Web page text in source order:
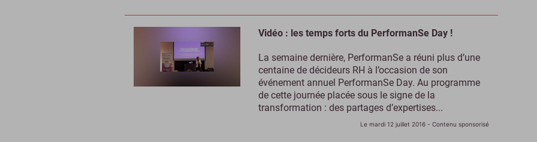
Vidéo : les temps forts du PerformanSe Day !
La semaine dernière, PerformanSe a réuni plus d’une
centaine de décideurs RH à l’occasion de son
événement annuel PerformanSe Day. Au programme
de cette journée placée sous le signe de la
transformation : des partages d’expertises...
Le mardi 12 juillet 2016 - Contenu sponsorisé